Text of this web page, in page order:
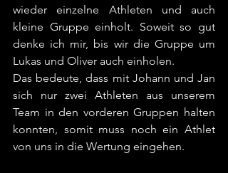
wieder einzelne Athleten und auch
kleine Gruppe einholt. Soweit so gut
denke ich mir, bis wir die Gruppe um
Lukas und Oliver auch einholen.
Das bedeute, dass mit Johann und Jan
sich nur zwei Athleten aus unserem
Team in den vorderen Gruppen halten
konnten, somit muss noch ein Athlet
von uns in die Wertung eingehen.